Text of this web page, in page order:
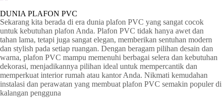
DUNIA PLAFON PVC
Sekarang kita berada di era dunia plafon PVC yang sangat cocok
untuk kebutuhan plafon Anda. Plafon PVC tidak hanya awet dan
tahan lama, tetapi juga sangat elegan, memberikan sentuhan modern
dan stylish pada setiap ruangan. Dengan beragam pilihan desain dan
warna, plafon PVC mampu memenuhi berbagai selera dan kebutuhan
dekorasi, menjadikannya pilihan ideal untuk mempercantik dan
memperkuat interior rumah atau kantor Anda. Nikmati kemudahan
instalasi dan perawatan yang membuat plafon PVC semakin populer di
kalangan pengguna